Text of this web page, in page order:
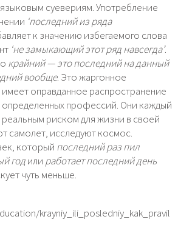
суевериям. Употребление
‘последний из ряда
к значению избегаемого слова
‘не замыкающий этот ряд навсегда’.
крайний — это последний на данный
вообще. Это жаргонное
оправданное распространение
профессий. Они каждый
реальным риском для жизни в своей
самолет, исследуют космос.
который последний раз пил
годили работает последний день
чуть меньше.
krayniy_ili_posledniy_kak_pravil